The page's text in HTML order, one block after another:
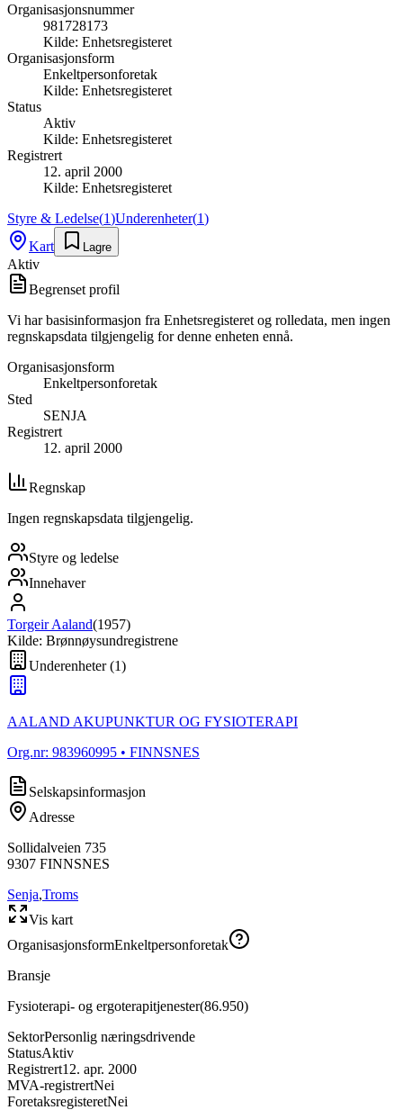
Organisasjonsnummer
981728173
Kilde: Enhetsregisteret
Organisasjonsform
Enkeltpersonforetak
Kilde: Enhetsregisteret
Status
Aktiv
Kilde: Enhetsregisteret
Registrert
12. april 2000
Kilde: Enhetsregisteret
Styre & Ledelse(1)Underenheter(1)
Kart
Lagre
Aktiv
Begrenset profil
Vi har basisinformasjon fra Enhetsregisteret og rolledata, men ingen
regnskapsdata tilgjengelig for denne enheten ennå.
Organisasjonsform
Enkeltpersonforetak
Sted
SENJA
Registrert
12. april 2000
Regnskap
Ingen regnskapsdata tilgjengelig.
Styre og ledelse
Innehaver
Torgeir Aaland(1957)
Kilde: Brønnøysundregistrene
Underenheter(1)
AALAND AKUPUNKTUR OG FYSIOTERAPI
Org.nr: 983960995 • FINNSNES
Selskapsinformasjon
Adresse
Sollidalveien 735
9307 FINNSNES
Senja,Troms
Vis kart
OrganisasjonsformEnkeltpersonforetak
Bransje
Fysioterapi- og ergoterapitjenester(86.950)
SektorPersonlig næringsdrivende
StatusAktiv
Registrert12. apr. 2000
MVA-registrertNei
ForetaksregisteretNei